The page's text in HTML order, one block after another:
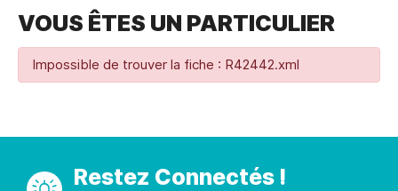
PORTDE PLAISANCE
MUSÉEDE PRÉHISTOIRE ET GÉOLOGIE
VOUS ÊTES UN PARTICULIER
Impossible de trouver la fiche : R42442.xml
Restez Connectés !